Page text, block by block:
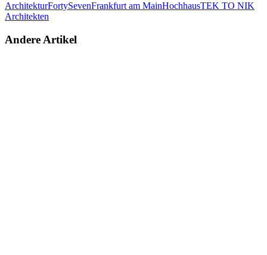
ArchitekturFortySevenFrankfurt am MainHochhausTEK TO NIK
Architekten
Andere Artikel